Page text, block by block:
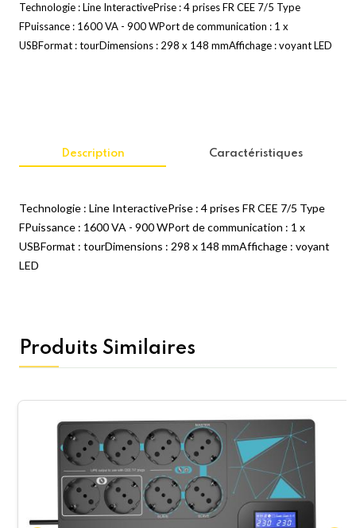
Technologie : Line InteractivePrise : 4 prises FR CEE 7/5 Type
FPuissance : 1600 VA - 900 WPort de communication : 1 x
USBFormat : tourDimensions : 298 x 148 mmAffichage : voyant LED
Description Caractéristiques
Technologie : Line InteractivePrise : 4 prises FR CEE 7/5 Type
FPuissance : 1600 VA - 900 WPort de communication : 1 x
USBFormat : tourDimensions : 298 x 148 mmAffichage : voyant
LED
Produits Similaires